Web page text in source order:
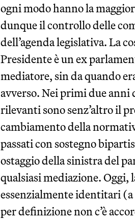
ogni modo hanno la
dunque il controllo delle
dell’agenda legislativa. La
Presidente è un ex
mediatore, sin da quando
avverso. Nei primi due anni
rilevanti sono senz’altro il
cambiamento della
passati con sostegno
ostaggio della sinistra del
qualsiasi mediazione.
essenzialmente identitari
per definizione non c’è